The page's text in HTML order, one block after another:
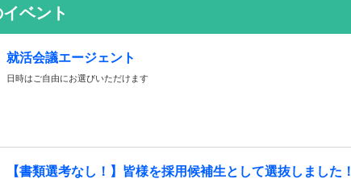
ベント
就活会議エージェント
日時はご自由にお選びいただけます
【書類選考なし！】皆様を採用候補生として選抜しました！